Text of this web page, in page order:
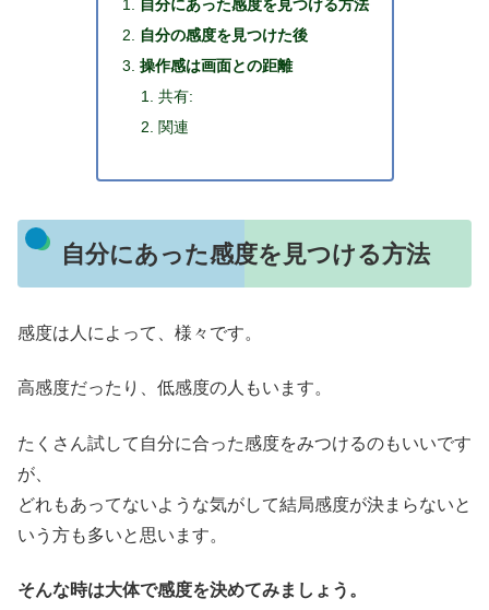
自分にあった感度を見つける方法
自分の感度を見つけた後
操作感は画面との距離
共有:
関連
自分にあった感度を見つける方法
感度は人によって、様々です。
高感度だったり、低感度の人もいます。
たくさん試して自分に合った感度をみつけるのもいいです
が、
どれもあってないような気がして結局感度が決まらないと
いう方も多いと思います。
そんな時は大体で感度を決めてみましょう。